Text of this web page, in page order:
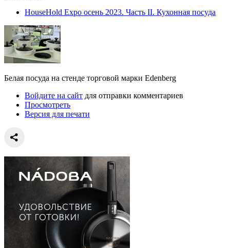
HouseHold Expo осень 2023. Часть II. Кухонная посуда
Белая посуда на стенде торговой марки Edenberg
Войдите на сайт для отправки комментариев
Просмотреть
Версия для печати